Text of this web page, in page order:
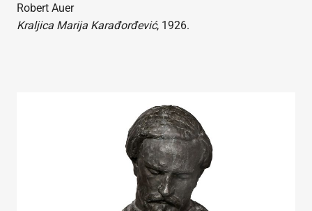
Robert Auer
Kraljica Marija Karađorđević, 1926.